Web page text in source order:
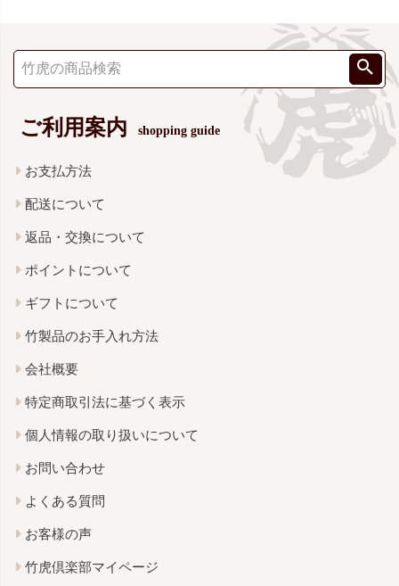
ご利用案内 shopping guide
お支払方法
配送について
返品・交換について
ポイントについて
ギフトについて
竹製品のお手入れ方法
会社概要
特定商取引法に基づく表示
個人情報の取り扱いについて
お問い合わせ
よくある質問
お客様の声
竹虎倶楽部マイページ